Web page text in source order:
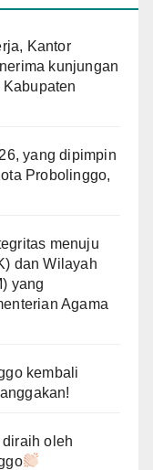
Kantor
kunjungan
yang dipimpin
Probolinggo,
menuju
dan Wilayah
yang
Agama
kembali
oleh